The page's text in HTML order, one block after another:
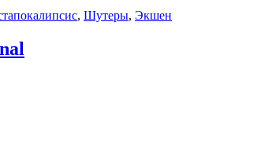
, Шутеры, Экшен